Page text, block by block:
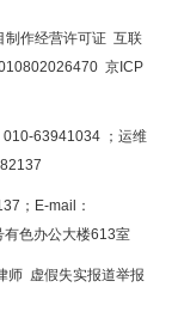
制作经营许可证 互联
京ICP
010-63941034 ；运维
；E-mail：
有色办公大楼613室
师 虚假失实报道举报